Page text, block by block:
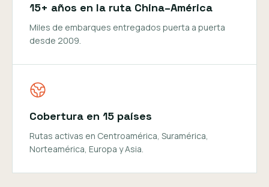
15+ años en la ruta China–América
Miles de embarques entregados puerta a puerta
desde 2009.
Cobertura en 15 países
Rutas activas en Centroamérica, Suramérica,
Norteamérica, Europa y Asia.